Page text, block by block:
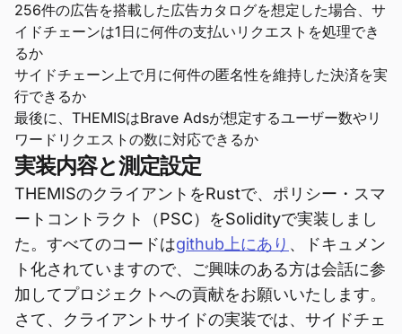
256件の広告を搭載した広告カタログを想定した場合、サ
イドチェーンは1日に何件の支払いリクエストを処理でき
るか
サイドチェーン上で月に何件の匿名性を維持した決済を実
行できるか
最後に、THEMISはBrave Adsが想定するユーザー数やリ
ワードリクエストの数に対応できるか
実装内容と測定設定
THEMISのクライアントをRustで、ポリシー・スマ
ートコントラクト（PSC）をSolidityで実装しまし
た。すべてのコードはgithub上にあり 、ドキュメン
ト化されていますので、ご興味のある方は会話に参
加してプロジェクトへの貢献をお願いいたします。
さて、クライアントサイドの実装では、サイドチェ